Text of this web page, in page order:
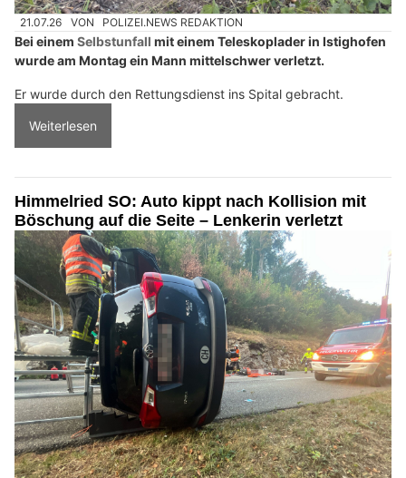
21.07.26 VON POLIZEI.NEWS REDAKTION
Bei einem Selbstunfall mit einem Teleskoplader in Istighofen
wurde am Montag ein Mann mittelschwer verletzt.
Er wurde durch den Rettungsdienst ins Spital gebracht.
Weiterlesen
Himmelried SO: Auto kippt nach Kollision mit
Böschung auf die Seite – Lenkerin verletzt